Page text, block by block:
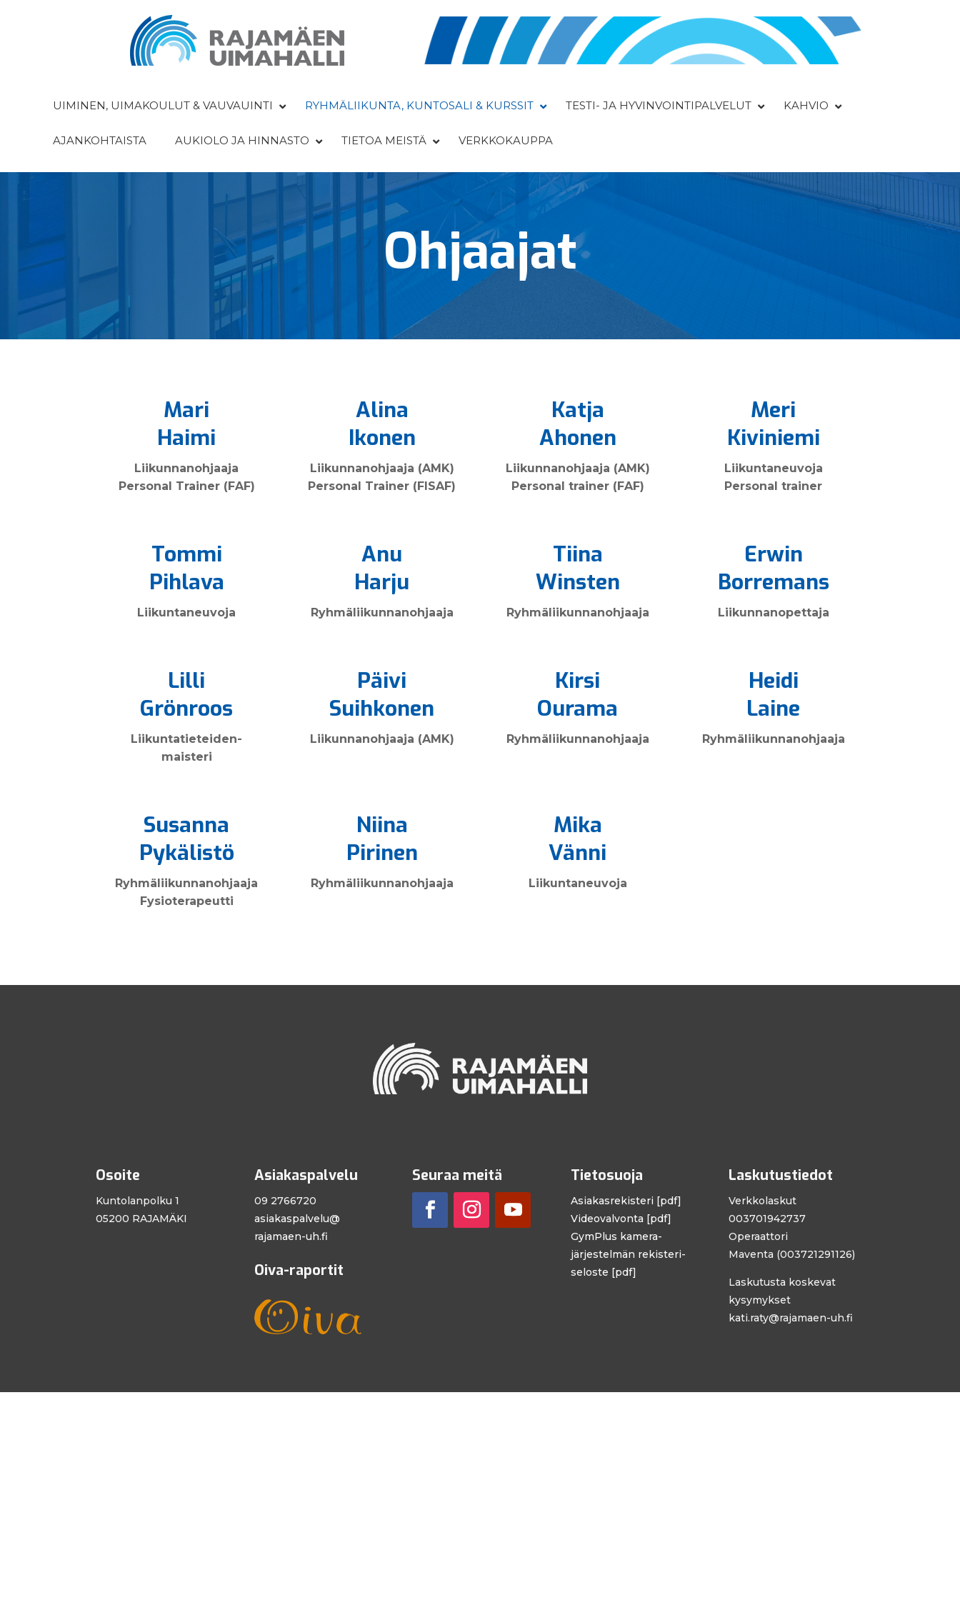
UIMINEN, UIMAKOULUT & VAUVAUINTI RYHMÄLIIKUNTA, KUNTOSALI & KURSSIT TESTI- JA HYVINVOINTIPALVELUT KAHVIO
AJANKOHTAISTA AUKIOLO JA HINNASTO TIETOA MEISTÄ VERKKOKAUPPA
Ohjaajat
Mari
Haimi
Liikunnan­ohjaaja
Personal Trainer (FAF)
Alina
Ikonen
Liikunnan­ohjaaja (AMK)
Personal Trainer (FISAF)
Katja
Ahonen
Liikunnan­ohjaaja (AMK)
Personal trainer (FAF)
Meri
Kiviniemi
Liikuntaneuvoja
Personal trainer
Tommi
Pihlava
Liikunta­neuvoja
Anu
Harju
Ryhmä­liikunnan­ohjaaja
Tiina
Winsten
Ryhmä­liikunnan­ohjaaja
Erwin
Borremans
Liikunnan­opettaja
Lilli
Grönroos
Liikunta­tieteiden­
maisteri
Päivi
Suihkonen
Liikunnan­ohjaaja (AMK)
Kirsi
Ourama
Ryhmä­liikunnan­ohjaaja
Heidi
Laine
Ryhmä­liikunnan­ohjaaja
Susanna
Pykälistö
Ryhmä­liikunnan­ohjaaja
Fysioterapeutti
Niina
Pirinen
Ryhmä­liikunnan­ohjaaja
Mika
Vänni
Liikunta­neuvoja
Osoite
Kuntolanpolku 1
05200 RAJAMÄKI
Asiakaspalvelu
09 2766720
asiakaspalvelu@
rajamaen-uh.fi
Oiva-raportit
Seuraa meitä Tietosuoja
Asiakasrekisteri [pdf]
Videovalvonta [pdf]
GymPlus kamera­
järjestelmän rekisteri­
seloste [pdf]
Laskutustiedot
Verkkolaskut
003701942737
Operaattori
Maventa (003721291126)
Laskutusta koskevat
kysymykset
kati.raty@rajamaen-uh.fi